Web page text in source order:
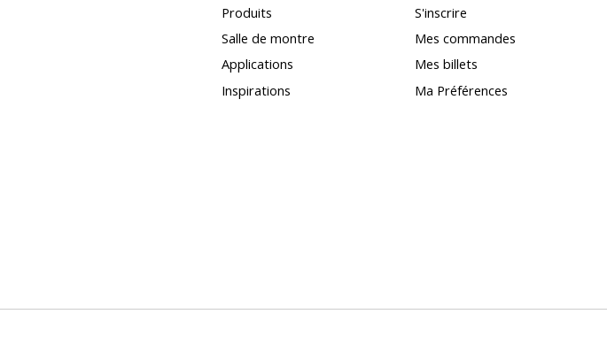
Produits
Salle de montre
Applications
Inspirations
S'inscrire
Mes commandes
Mes billets
Ma Préférences